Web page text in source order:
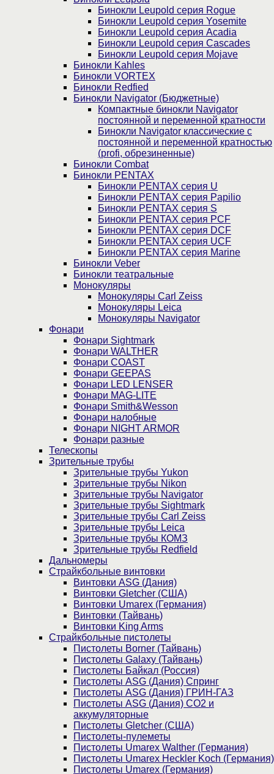
Бинокли Leupold серия Rogue
Бинокли Leupold серия Yosemite
Бинокли Leupold серия Acadia
Бинокли Leupold серия Cascades
Бинокли Leupold серия Mojave
Бинокли Kahles
Бинокли VORTEX
Бинокли Redfied
Бинокли Navigator (Бюджетные)
Компактные бинокли Navigator
постоянной и переменной кратности
Бинокли Navigator классические с
постоянной и переменной кратностью
(profi, обрезиненные)
Бинокли Combat
Бинокли PENTAX
Бинокли PENTAX серия U
Бинокли PENTAX серия Papilio
Бинокли PENTAX серия S
Бинокли PENTAX серия PCF
Бинокли PENTAX серия DCF
Бинокли PENTAX серия UCF
Бинокли PENTAX серия Marine
Бинокли Veber
Бинокли театральные
Монокуляры
Монокуляры Carl Zeiss
Монокуляры Leica
Монокуляры Navigator
Фонари
Фонари Sightmark
Фонари WALTHER
Фонари COAST
Фонари GEEPAS
Фонари LED LENSER
Фонари MAG-LITE
Фонари Smith&Wesson
Фонари налобные
Фонари NIGHT ARMOR
Фонари разные
Телескопы
Зрительные трубы
Зрительные трубы Yukon
Зрительные трубы Nikon
Зрительные трубы Navigator
Зрительные трубы Sightmark
Зрительные трубы Carl Zeiss
Зрительные трубы Leica
Зрительные трубы КОМЗ
Зрительные трубы Redfield
Дальномеры
Страйкбольные винтовки
Винтовки ASG (Дания)
Винтовки Gletcher (США)
Винтовки Umarex (Германия)
Винтовки (Тайвань)
Винтовки King Arms
Страйкбольные пистолеты
Пистолеты Borner (Тайвань)
Пистолеты Galaxy (Тайвань)
Пистолеты Байкал (Россия)
Пистолеты ASG (Дания) Спринг
Пистолеты ASG (Дания) ГРИН-ГАЗ
Пистолеты ASG (Дания) CO2 и
аккумуляторные
Пистолеты Gletcher (США)
Пистолеты-пулеметы
Пистолеты Umarex Walther (Германия)
Пистолеты Umarex Heckler Koch (Германия)
Пистолеты Umarex (Германия)